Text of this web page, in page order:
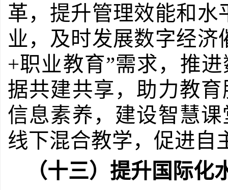
革，提升管理效能和水
业，及时发展数字经济
+职业教育”需求，推
据共建共享，助力教
信息素养，建设智慧
线下混合教学，促进自
（十三）提升国际化